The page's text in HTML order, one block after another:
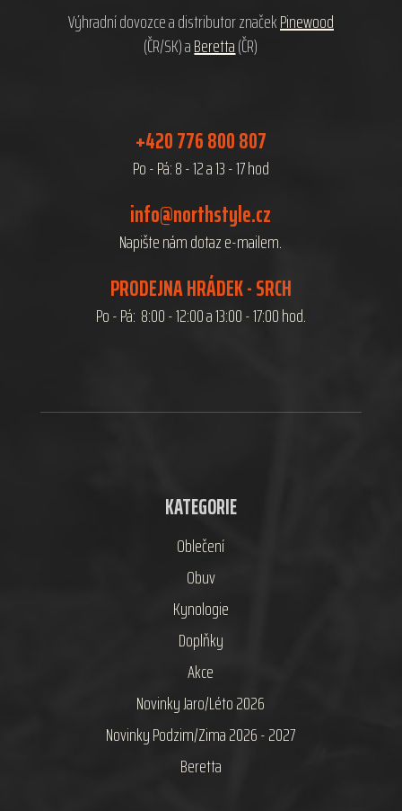
Výhradní dovozce a distributor značekPinewood
(ČR/SK) aBeretta(ČR)
+420 776 800 807
Po - Pá: 8 - 12 a 13 - 17 hod
info@northstyle.cz
Napište nám dotaz e-mailem.
PRODEJNA HRÁDEK - SRCH
Po - Pá: 8:00 - 12:00 a 13:00 - 17:00 hod.
KATEGORIE
Oblečení
Obuv
Kynologie
Doplňky
Akce
Novinky Jaro/Léto 2026
Novinky Podzim/Zima 2026 - 2027
Beretta